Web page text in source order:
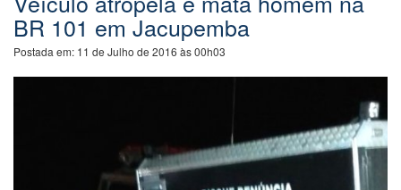
BR 101 em Jacupemba
Postada em: 11 de Julho de 2016 às 00h03